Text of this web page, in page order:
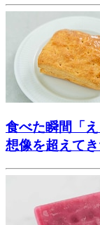
食べた瞬間「
想像を超えて